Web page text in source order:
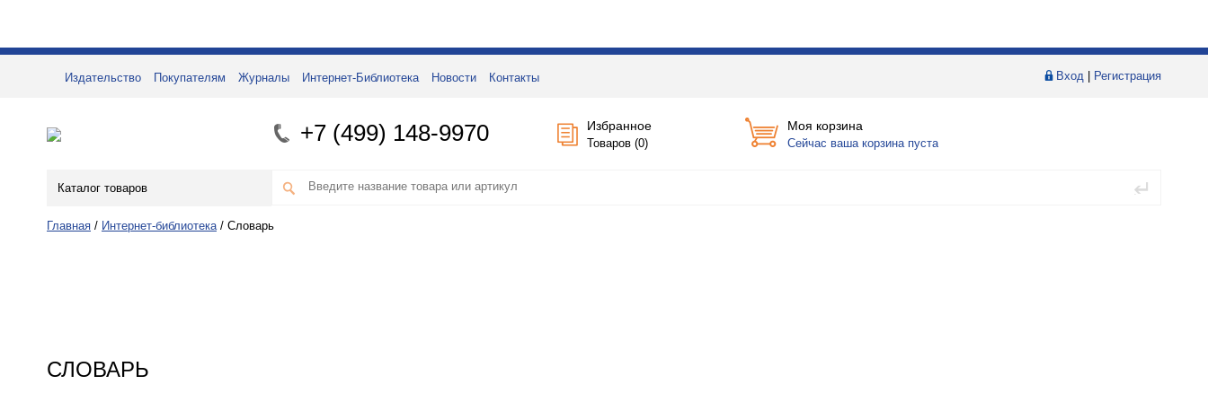
Вход Регистрация
Издательство Покупателям Журналы Интернет-Библиотека Новости Контакты
+7 (499) 148-9970 Избранное
Товаров (0)
Моя корзина
Сейчас ваша корзина пуста
Каталог товаров
Главная / Интернет-библиотека / Словарь
СЛОВАРЬ